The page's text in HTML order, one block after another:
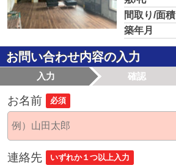
間取り/面積
築年月
お問い合わせ内容の入力
入力 確認
お名前 必須
連絡先 いずれか１つ以上入力